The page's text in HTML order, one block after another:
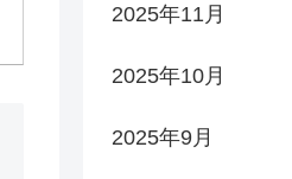
2025年11月
2025年10月
2025年9月